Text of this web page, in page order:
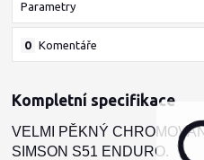
Parametry
Komentáře
0
Kompletní specifikace
VELMI PĚKNÝ
SIMSON S51 ENDURO.